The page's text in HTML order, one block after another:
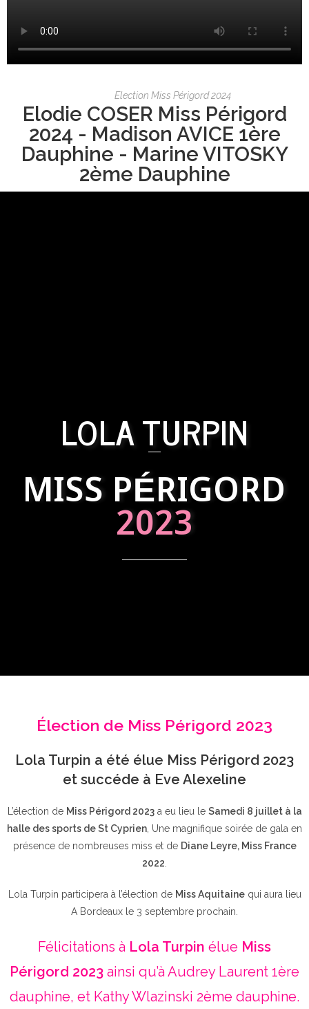
Election Miss Périgord 2024
Elodie COSER Miss Périgord
2024 - Madison AVICE 1ère
Dauphine - Marine VITOSKY
2ème Dauphine
LOLA TURPIN
MISS PÉRIGORD
2023
Élection de Miss Périgord 2023
Lola Turpin a été élue Miss Périgord 2023
et succéde à Eve Alexeline
L’élection de Miss Périgord 2023a eu lieu le Samedi 8 juillet à la
halle des sports de St Cyprien , Une magnifique soirée de gala en
présence de nombreuses miss et de Diane Leyre, Miss France
2022
Lola Turpin participera à l’élection de Miss Aquitainequi aura lieu
A Bordeaux le 3 septembre prochain.
Félicitations à Lola Turpin élue Miss
Périgord 2023 ainsi qu’à Audrey Laurent 1ère
dauphine, et Kathy Wlazinski 2ème dauphine.